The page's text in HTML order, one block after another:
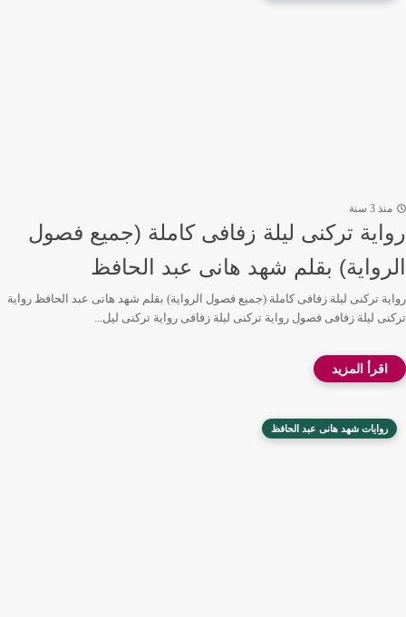
منذ 3 سنة
رواية تركنى ليلة زفافى كاملة (جميع فصول
الرواية) بقلم شهد هانى عبد الحافظ
رواية تركنى ليلة زفافى كاملة (جميع فصول الرواية) بقلم شهد هانى عبد الحافظ رواية
تركنى ليلة زفافى فصول رواية تركنى ليلة زفافى رواية تركنى ليل...
روايات شهد هانى عبد الحافظ